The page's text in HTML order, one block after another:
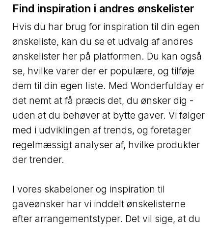
Find inspiration i andres ønskelister
Hvis du har brug for inspiration til din egen
ønskeliste, kan du se et udvalg af andres
ønskelister her på platformen. Du kan også
se, hvilke varer der er populære, og tilføje
dem til din egen liste. Med Wonderfulday er
det nemt at få præcis det, du ønsker dig -
uden at du behøver at bytte gaver. Vi følger
med i udviklingen af trends, og foretager
regelmæssigt analyser af, hvilke produkter
der trender.
I vores skabeloner og inspiration til
gaveønsker har vi inddelt ønskelisterne
efter arrangementstyper. Det vil sige, at du